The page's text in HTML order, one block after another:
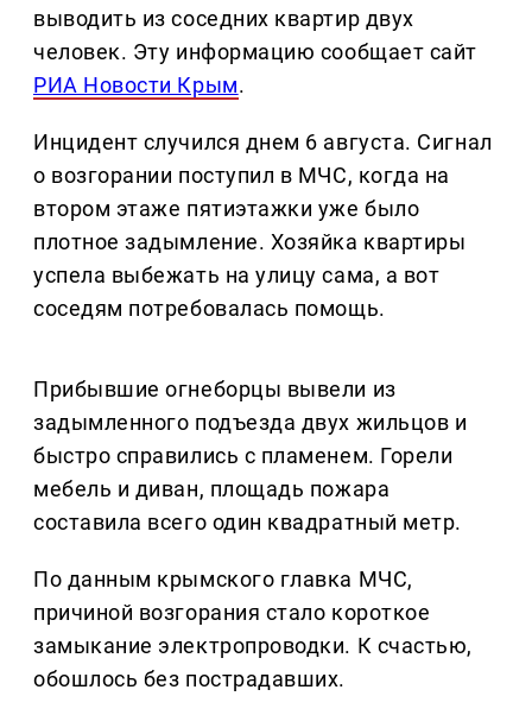
выводить из соседних квартир двух
человек. Эту информацию сообщает сайт
РИА Новости Крым.
Инцидент случился днем 6 августа. Сигнал
о возгорании поступил в МЧС, когда на
втором этаже пятиэтажки уже было
плотное задымление. Хозяйка квартиры
успела выбежать на улицу сама, а вот
соседям потребовалась помощь.
Прибывшие огнеборцы вывели из
задымленного подъезда двух жильцов и
быстро справились с пламенем. Горели
мебель и диван, площадь пожара
составила всего один квадратный метр.
По данным крымского главка МЧС,
причиной возгорания стало короткое
замыкание электропроводки. К счастью,
обошлось без пострадавших.